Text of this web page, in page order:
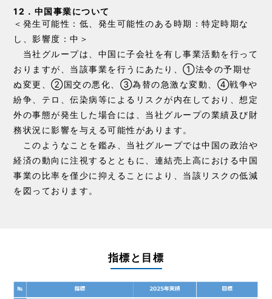
12．中国事業について
＜発生可能性：低、発生可能性のある時期：特定時期な
し、影響度：中＞
当社グループは、中国に子会社を有し事業活動を行って
おりますが、当該事業を行うにあたり、①法令の予期せ
ぬ変更、②国交の悪化、③為替の急激な変動、④戦争や
紛争、テロ、伝染病等によるリスクが内在しており、想定
外の事態が発生した場合には、当社グループの業績及び財
務状況に影響を与える可能性があります。
このようなことを鑑み、当社グループでは中国の政治や
経済の動向に注視するとともに、連結売上高における中国
事業の比率を僅少に抑えることにより、当該リスクの低減
を図っております。
指標と目標